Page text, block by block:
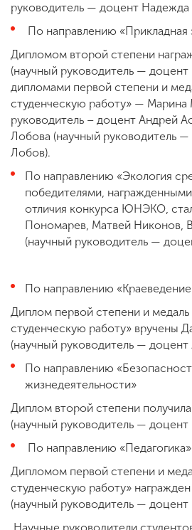
руководитель — доцент Надежда
По направлению «Прикладная
Дипломом второй степени
(научный руководитель — доцент
дипломами первой степени и
студенческую работу» —
руководитель – доцент Андрей
Лобова (научный руководитель
Лобов).
По направлению «Экология
победителями,
отличия конкурса ЮНЭКО,
Пономарев, Матвей Никонов,
(научный руководитель —
По направлению
Диплом первой степени и
студенческую работу» вручены
(научный руководитель —
По направлению
жизнедеятельности»
Диплом второй степени
(научный руководитель —
По направлению «Педагогика»
Дипломом первой степени и
студенческую работу»
(научный руководитель —
Научные руководители